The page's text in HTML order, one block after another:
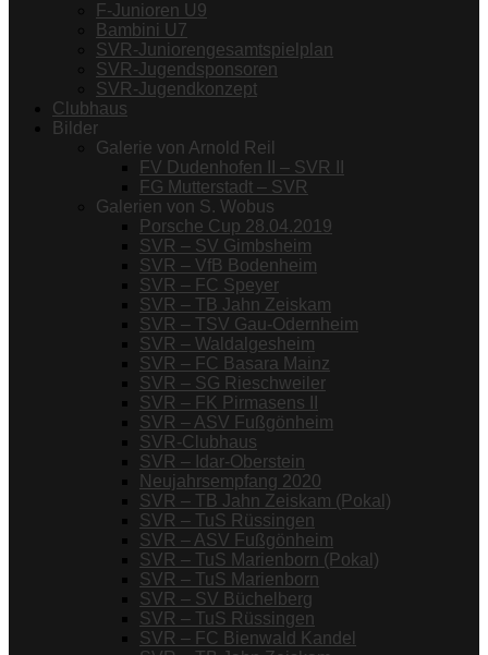
F-Junioren U9
Bambini U7
SVR-Juniorengesamtspielplan
SVR-Jugendsponsoren
SVR-Jugendkonzept
Clubhaus
Bilder
Galerie von Arnold Reil
FV Dudenhofen II – SVR II
FG Mutterstadt – SVR
Galerien von S. Wobus
Porsche Cup 28.04.2019
SVR – SV Gimbsheim
SVR – VfB Bodenheim
SVR – FC Speyer
SVR – TB Jahn Zeiskam
SVR – TSV Gau-Odernheim
SVR – Waldalgesheim
SVR – FC Basara Mainz
SVR – SG Rieschweiler
SVR – FK Pirmasens II
SVR – ASV Fußgönheim
SVR-Clubhaus
SVR – Idar-Oberstein
Neujahrsempfang 2020
SVR – TB Jahn Zeiskam (Pokal)
SVR – TuS Rüssingen
SVR – ASV Fußgönheim
SVR – TuS Marienborn (Pokal)
SVR – TuS Marienborn
SVR – SV Büchelberg
SVR – TuS Rüssingen
SVR – FC Bienwald Kandel